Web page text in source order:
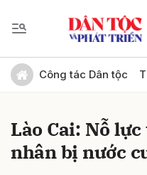
Công tác Dân tộc
Lào Cai: Nỗ
nhân bị nước
Gửi bình luận